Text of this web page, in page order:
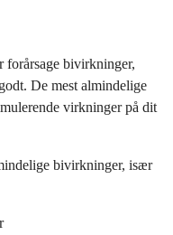
forårsage bivirkninger,
De mest almindelige
virkninger på dit
bivirkninger, især